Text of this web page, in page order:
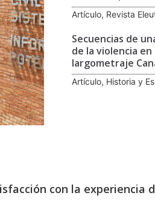
Artículo, Revista
Secuencias de
de la violencia
largometraje
Artículo, Historia y
con la experiencia